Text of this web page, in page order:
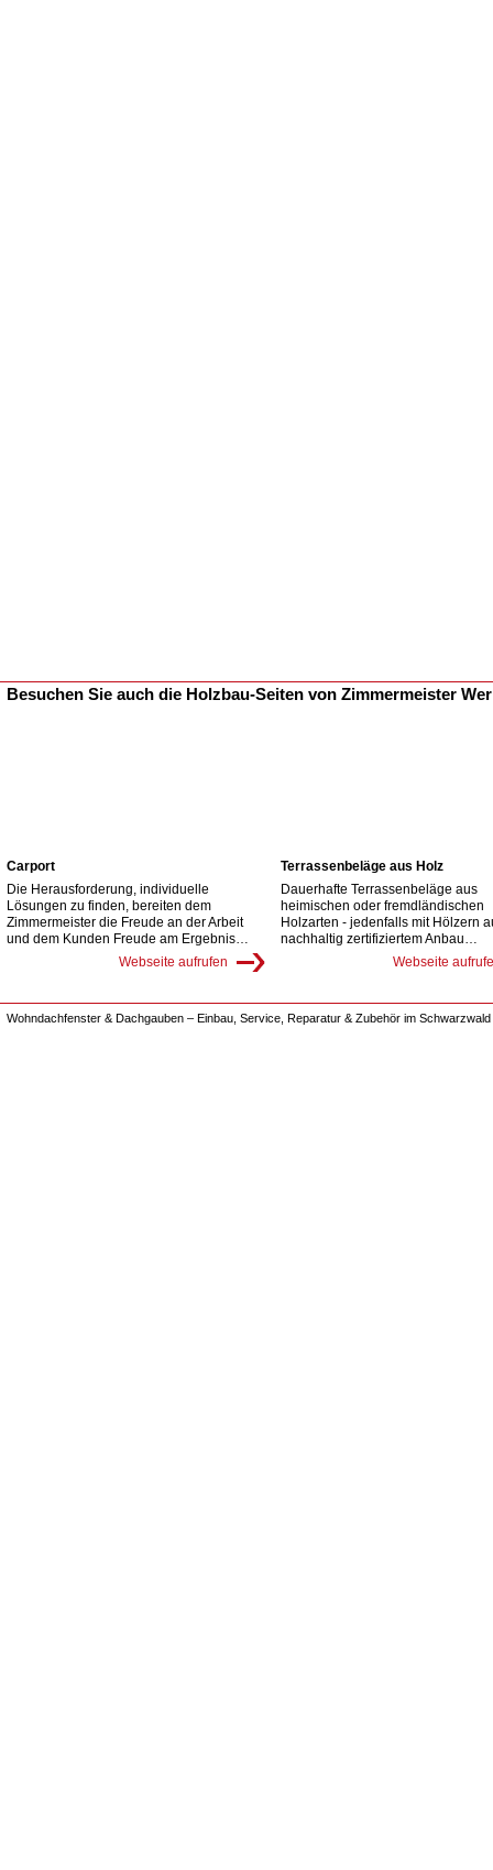
Besuchen Sie auch die Holzbau-Seiten von Zimmermeister
Carport
Die Herausforderung, individuelle
Lösungen zu finden, bereiten dem
Zimmermeister die Freude an der Arbeit
und dem Kunden Freude am Ergebnis…
Webseite aufrufen
Terrassenbeläge aus Holz
Dauerhafte Terrassenbeläge aus
heimischen oder fremdländischen
Holzarten - jedenfalls mit Hölzern
nachhaltig zertifiziertem Anbau…
Webseite
Wohndachfenster & Dachgauben – Einbau, Service, Reparatur & Zubehör im